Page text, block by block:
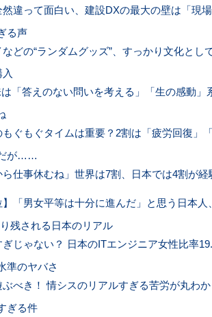
然違って面白い、建設DXの最大の壁は「現
る声
などの“ランダムグッズ”、すっかり文化とし
「答えのない問いを考える」「生の感動」
ぐもぐタイムは重要？2割は「疲労回復」
だが……
ら仕事休むね」世界は7割、日本では4割が経
】「男女平等は十分に進んだ」と思う日本人
残される日本のリアル
じゃない？ 日本のITエンジニア女性比率
準のヤバさ
べき！ 情シスのリアルすぎる苦労が丸わ
ぎる件